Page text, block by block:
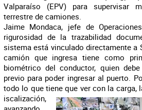
Valparaíso (EPV) para supervisar
terrestre de camiones.
Jaime Mondaca, jefe de
rigurosidad de la trazabilidad
sistema está vinculado directamente a
camión que ingresa tiene como
biométrico del conductor, quien
previo para poder ingresar al puerto.
todo lo que tiene que ver con la carga,
iscalización,